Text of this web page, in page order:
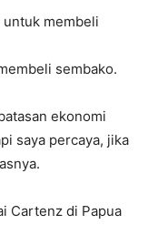
untuk membeli
sembako.
ekonomi
saya percaya, jika
Cartenz di Papua